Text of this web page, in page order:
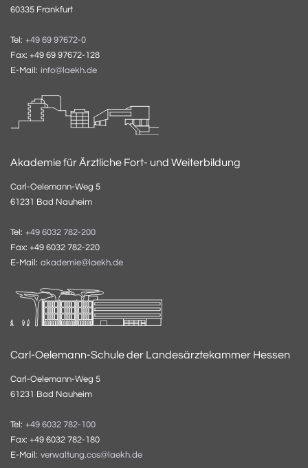
60335 Frankfurt
Tel: +49 69 97672-0
Fax: +49 69 97672-128
E-Mail: info@laekh.de
Akademie für Ärztliche Fort- und Weiterbildung
Carl-Oelemann-Weg 5
61231 Bad Nauheim
Tel: +49 6032 782-200
Fax: +49 6032 782-220
E-Mail: akademie@laekh.de
Carl-Oelemann-Schule der Landesärztekammer Hessen
Carl-Oelemann-Weg 5
61231 Bad Nauheim
Tel: +49 6032 782-100
Fax: +49 6032 782-180
E-Mail: verwaltung.cos@laekh.de